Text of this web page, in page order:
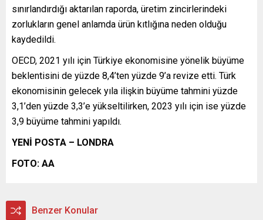
sınırlandırdığı aktarılan raporda, üretim zincirlerindeki
zorlukların genel anlamda ürün kıtlığına neden olduğu
kaydedildi.
OECD, 2021 yılı için Türkiye ekonomisine yönelik büyüme
beklentisini de yüzde 8,4’ten yüzde 9’a revize etti. Türk
ekonomisinin gelecek yıla ilişkin büyüme tahmini yüzde
3,1’den yüzde 3,3’e yükseltilirken, 2023 yılı için ise yüzde
3,9 büyüme tahmini yapıldı.
YENİ POSTA – LONDRA
FOTO: AA
Benzer Konular